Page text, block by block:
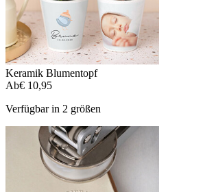
Keramik Blumentopf
Ab€ 10,95
Verfügbar in 2 größen